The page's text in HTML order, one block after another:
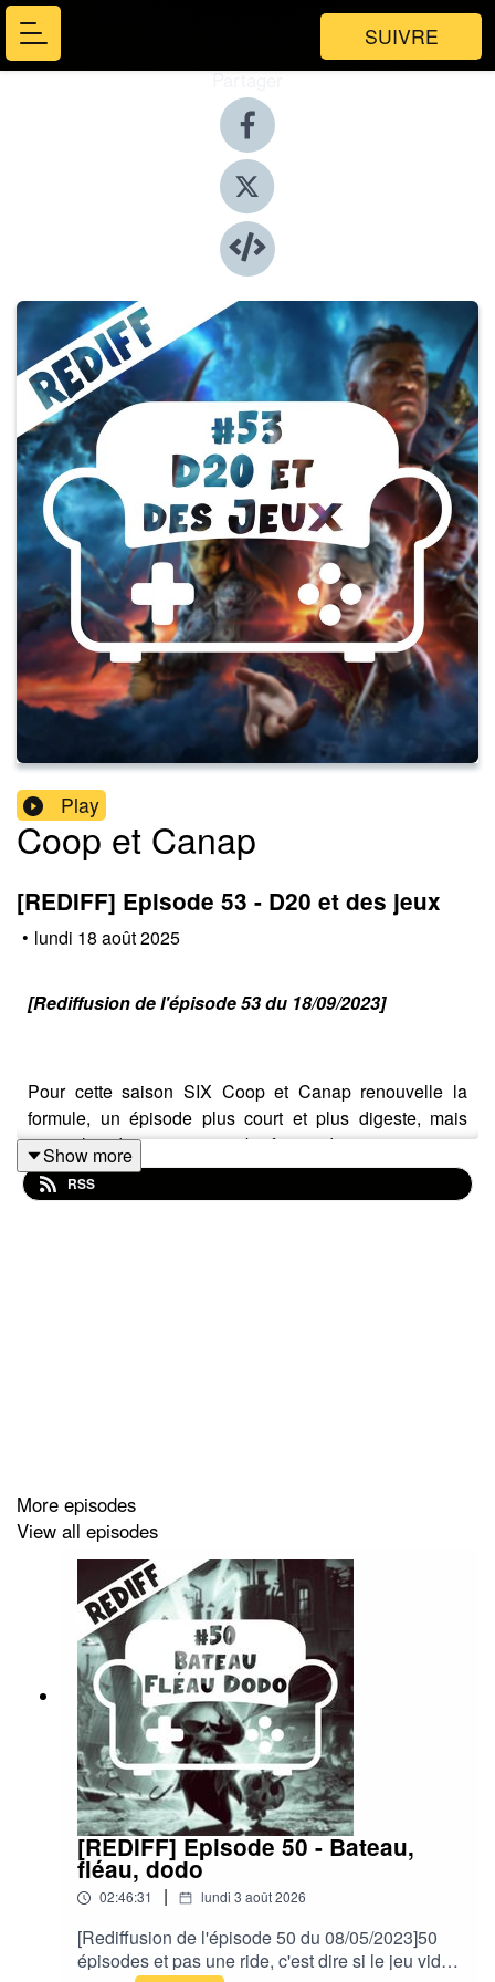
SUIVRE
Partager
Play
Coop et Canap
[REDIFF] Episode 53 - D20 et des jeux
• lundi 18 août 2025
[Rediffusion de l'épisode 53 du 18/09/2023]
Pour cette saison SIX Coop et Canap renouvelle la
formule, un épisode plus court et plus digeste, mais
toutes les deux semaines, bref, une dingz comme peu
d'autres. Du coup, on y parle de Baldur's Gate 3, et du
Nintendo Direct ! Mais aussi un Quiz très très hard. Bref
Discord -https://discord.gg/eUTA6CB2hK
Music by Adhesive Wombat -
www.soundcloud.com/adhesivewombat
Show more
RSS
More episodes
View all episodes
[REDIFF] Episode 50 - Bateau,
fléau, dodo
02:46:31 | lundi 3 août 2026
[Rediffusion de l'épisode 50 du 08/05/2023]50
épisodes et pas une ride, c'est dire si le jeu vidéo